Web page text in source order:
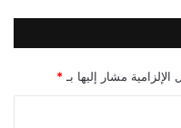
الإلزامية مشار إليها بـ *